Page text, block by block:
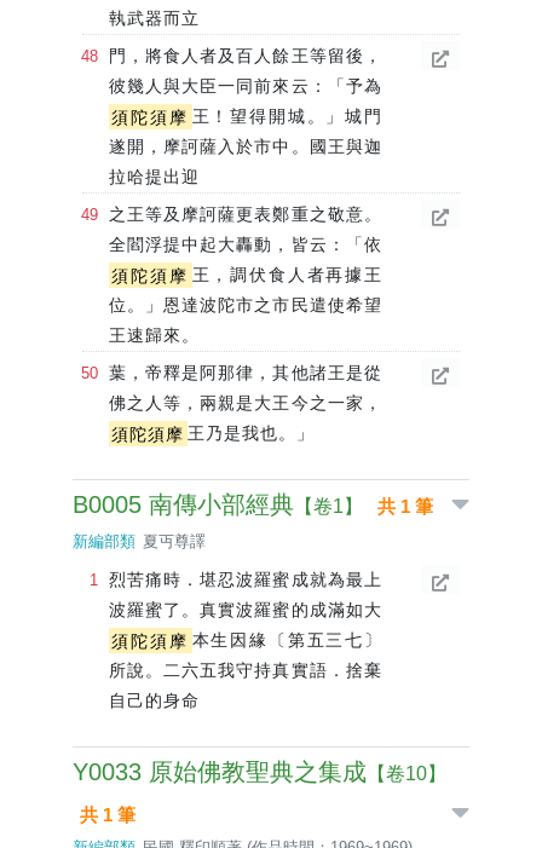
執武器而立
門，將食人者及百人餘王等留後，
彼幾人與大臣一同前來云：「予為
須陀須摩 王！望得開城。」城門
遂開，摩訶薩入於市中。國王與迦
拉哈提出迎
之王等及摩訶薩更表鄭重之敬意。
全閻浮提中起大轟動，皆云：「依
須陀須摩 王，調伏食人者再據王
位。」恩達波陀市之市民遣使希望
王速歸來。
葉，帝釋是阿那律，其他諸王是從
佛之人等，兩親是大王今之一家，
須陀須摩 王乃是我也。」
B0005 南傳小部經典 【卷1】 共 1 筆
新編部類 夏丏尊譯
烈苦痛時．堪忍波羅蜜成就為最上
波羅蜜了。真實波羅蜜的成滿如大
須陀須摩 本生因緣〔第五三七〕
所說。二六五我守持真實語．捨棄
自己的身命
Y0033 原始佛教聖典之集成 【卷10】
共 1 筆